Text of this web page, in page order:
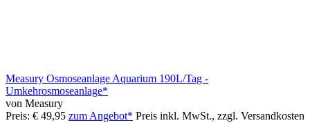
Measury Osmoseanlage Aquarium 190L/Tag -
Umkehrosmoseanlage*
von Measury
Preis: € 49,95 zum Angebot* Preis inkl. MwSt., zzgl. Versandkosten